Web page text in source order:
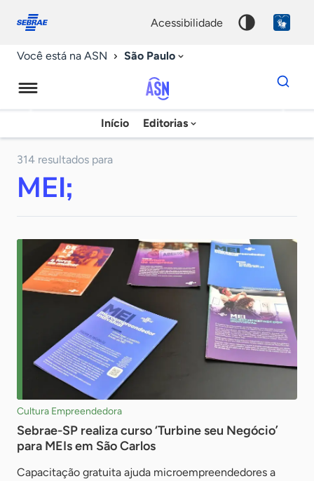
conosco
acessibilidade
Você está na ASN São Paulo
Agência
Sebrae
Início Editorias
Dados
para
chave
314 resultados para
MEI;
Cultura Empreendedora
Sebrae-SP realiza curso ‘Turbine seu Negócio’
para MEIs em São Carlos
Capacitação gratuita ajuda microempreendedores a